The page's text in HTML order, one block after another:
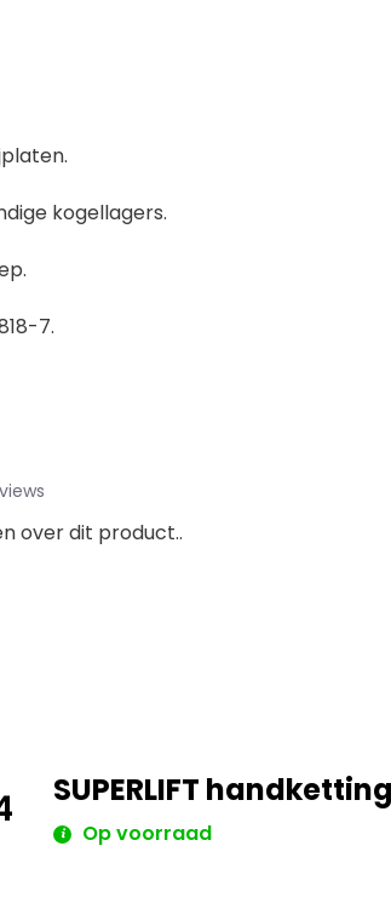
kogellagers.
7.
over dit product..
SUPERLIFT
Op voorraad